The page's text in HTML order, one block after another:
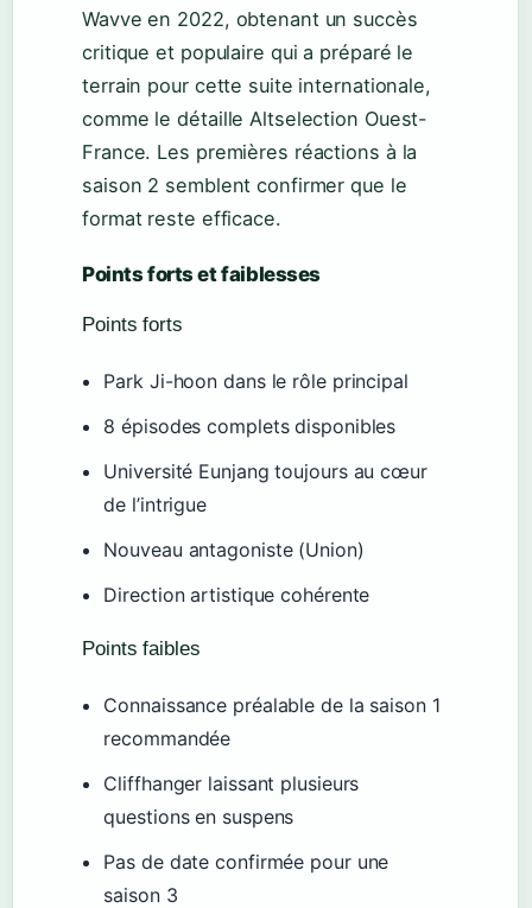
Wavve en 2022, obtenant un succès
critique et populaire qui a préparé le
terrain pour cette suite internationale,
comme le détaille Altselection Ouest-
France. Les premières réactions à la
saison 2 semblent confirmer que le
format reste efficace.
Points forts et faiblesses
Points forts
Park Ji-hoon dans le rôle principal
8 épisodes complets disponibles
Université Eunjang toujours au cœur
de l’intrigue
Nouveau antagoniste (Union)
Direction artistique cohérente
Points faibles
Connaissance préalable de la saison 1
recommandée
Cliffhanger laissant plusieurs
questions en suspens
Pas de date confirmée pour une
saison 3